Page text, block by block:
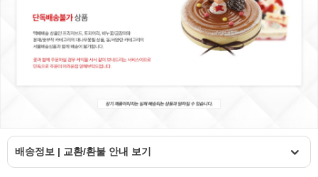
배송정보 | 교환/환불 안내 보기